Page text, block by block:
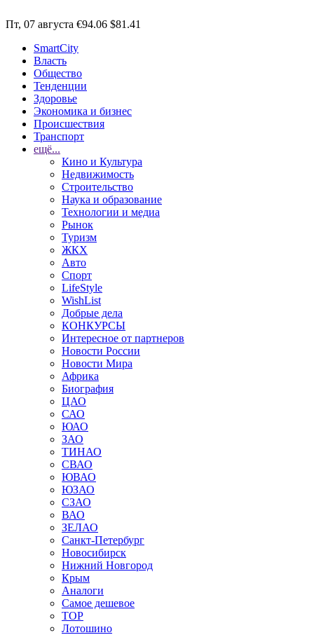
Пт, 07 августа €94.06 $81.41
SmartCity
Власть
Общество
Тенденции
Здоровье
Экономика и бизнес
Происшествия
Транспорт
ещё...
Кино и Культура
Недвижимость
Строительство
Наука и образование
Технологии и медиа
Рынок
Туризм
ЖКХ
Авто
Спорт
LifeStyle
WishList
Добрые дела
КОНКУРСЫ
Интересное от партнеров
Новости России
Новости Мира
Африка
Биография
ЦАО
САО
ЮАО
ЗАО
ТИНАО
СВАО
ЮВАО
ЮЗАО
СЗАО
ВАО
ЗЕЛАО
Санкт-Петербург
Новосибирск
Нижний Новгород
Крым
Аналоги
Самое дешевое
TOP
Лотошино